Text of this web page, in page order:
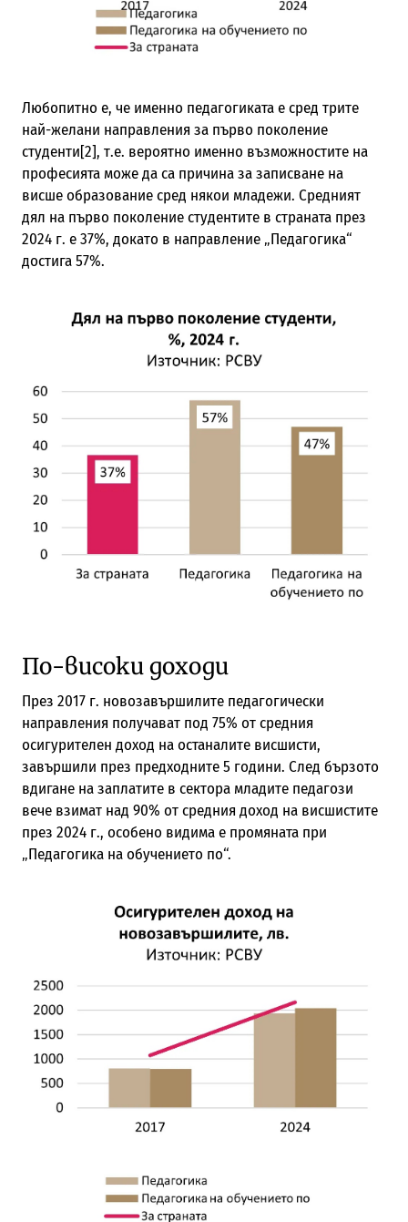
Любопитно е, че именно педагогиката е сред трите
най-желани направления за първо поколение
студенти[2], т.е. вероятно именно възможностите на
професията може да са причина за записване на
висше образование сред някои младежи. Средният
дял на първо поколение студентите в страната през
2024 г. е 37%, докато в направление „Педагогика“
достига 57%.
По-високи доходи
През 2017 г. новозавършилите педагогически
направления получават под 75% от средния
осигурителен доход на останалите висшисти,
завършили през предходните 5 години. След бързото
вдигане на заплатите в сектора младите педагози
вече взимат над 90% от средния доход на висшистите
през 2024 г., особено видима е промяната при
„Педагогика на обучението по“.